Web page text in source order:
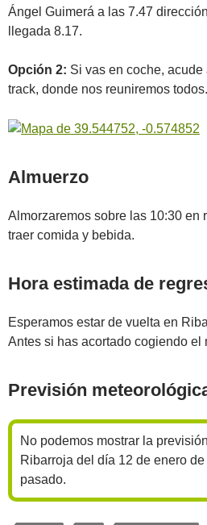
Ángel Guimerá a las 7.47
llegada 8.17.
Opción 2: Si vas en coche,
track, donde nos reuniremos todos.
Almuerzo
Almorzaremos sobre las 10:30 en
traer comida y bebida.
Hora estimada de
Esperamos estar de vuelta en
Antes si has acortado cogiendo el
Previsión
No podemos mostrar la
Ribarroja del día 12 de enero
pasado.